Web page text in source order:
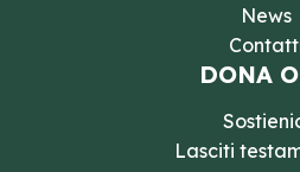
News
DONA
Lasciti